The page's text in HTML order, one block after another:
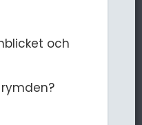
och